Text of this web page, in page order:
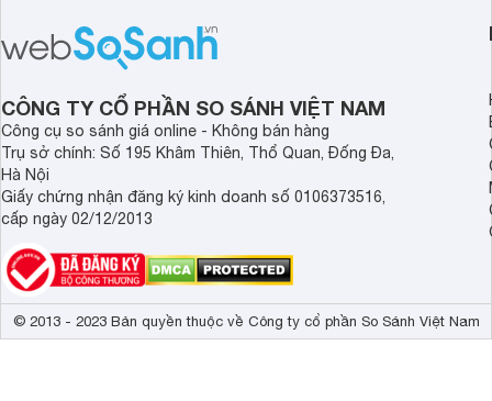
CÔNG TY CỔ PHẦN SO SÁNH VIỆT NAM
Công cụ so sánh giá online - Không bán hàng
Trụ sở chính: Số 195 Khâm Thiên, Thổ Quan, Đống Đa,
Hà Nội
Giấy chứng nhận đăng ký kinh doanh số 0106373516,
cấp ngày 02/12/2013
© 2013 - 2023 Bản quyền thuộc về Công ty cổ phần So Sánh Việt Nam